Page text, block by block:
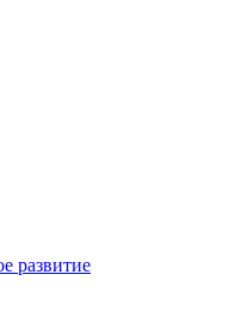
развитие